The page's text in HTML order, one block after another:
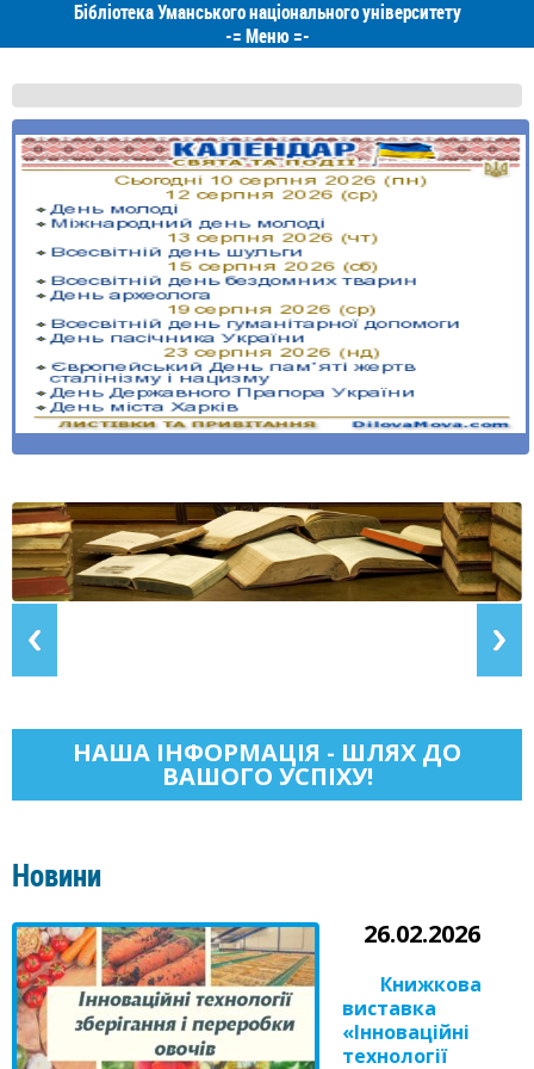
Бібліотека Уманського національного університету
-=Меню=-
НАША ІНФОРМАЦІЯ - ШЛЯХ ДО
ВАШОГО УСПІХУ!
Новини
26.02.2026
Книжкова
виставка
«Інноваційні
технології